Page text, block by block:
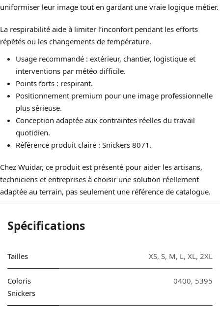
uniformiser leur image tout en gardant une vraie logique métier.
La respirabilité aide à limiter l’inconfort pendant les efforts
répétés ou les changements de température.
Usage recommandé : extérieur, chantier, logistique et
interventions par météo difficile.
Points forts : respirant.
Positionnement premium pour une image professionnelle
plus sérieuse.
Conception adaptée aux contraintes réelles du travail
quotidien.
Référence produit claire : Snickers 8071.
Chez Wuidar, ce produit est présenté pour aider les artisans,
techniciens et entreprises à choisir une solution réellement
adaptée au terrain, pas seulement une référence de catalogue.
Spécifications
Tailles XS, S, M, L, XL, 2XL
Coloris
Snickers
0400, 5395